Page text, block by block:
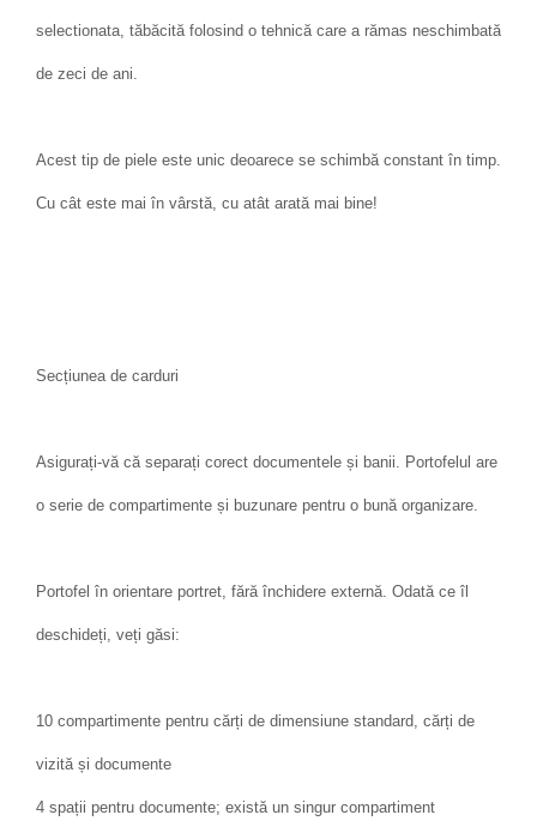
selectionata, tăbăcită folosind o tehnică care a rămas neschimbată
de zeci de ani.
Acest tip de piele este unic deoarece se schimbă constant în timp.
Cu cât este mai în vârstă, cu atât arată mai bine!
Secțiunea de carduri
Asigurați-vă că separați corect documentele și banii. Portofelul are
o serie de compartimente și buzunare pentru o bună organizare.
Portofel în orientare portret, fără închidere externă. Odată ce îl
deschideți, veți găsi:
10 compartimente pentru cărți de dimensiune standard, cărți de
vizită și documente
4 spații pentru documente; există un singur compartiment